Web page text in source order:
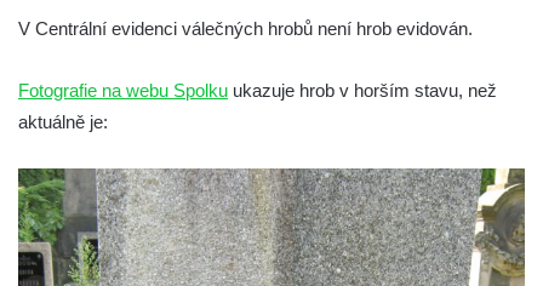
Kamarýta ve Velešíně
náměstí J. V. Kamarýta ve Velešíně
Pomník obětem 1. a 2. světové války v
Římově
Hrob Petera Korgera a Petra Štindla na
hřbitově v Římově
Pomník obětem 1. světové války v Dolním
V Centrální evidenci válečných hrobů není hrob evidován.
Fotografie na webu Spolku ukazuje hrob v horším stavu, než
aktuálně je: